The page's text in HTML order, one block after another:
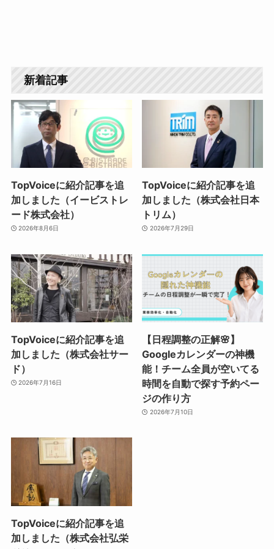
新着記事
TopVoiceに紹介記事を追
加しました（イービストレ
ード株式会社）
2026年8月6日
TopVoiceに紹介記事を追
加しました（株式会社日本
トリム）
2026年7月29日
TopVoiceに紹介記事を追
加しました（株式会社サー
ド）
2026年7月16日
【日程調整の正解🌸】
Googleカレンダーの神機
能！チーム全員が空いてる
時間を自動で探す予約ペー
ジの作り方
2026年7月10日
TopVoiceに紹介記事を追
加しました（株式会社弘栄